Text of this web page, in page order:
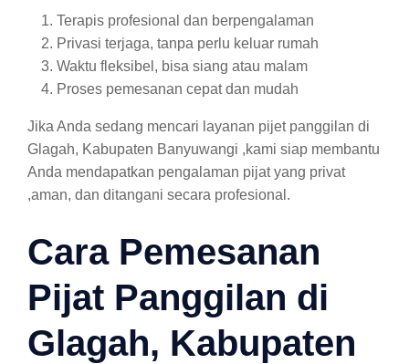
Terapis profesional dan berpengalaman
Privasi terjaga, tanpa perlu keluar rumah
Waktu fleksibel, bisa siang atau malam
Proses pemesanan cepat dan mudah
Jika Anda sedang mencari layanan pijet panggilan di
Glagah, Kabupaten Banyuwangi ,kami siap membantu
Anda mendapatkan pengalaman pijat yang privat
,aman, dan ditangani secara profesional.
Cara Pemesanan
Pijat Panggilan di
Glagah, Kabupaten